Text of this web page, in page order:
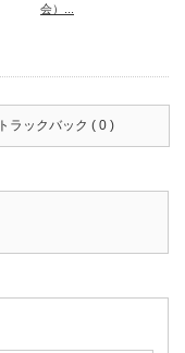
会）...
トラックバック ( 0 )